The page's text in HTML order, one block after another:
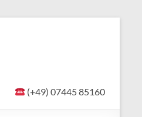
(+49) 07445 85160